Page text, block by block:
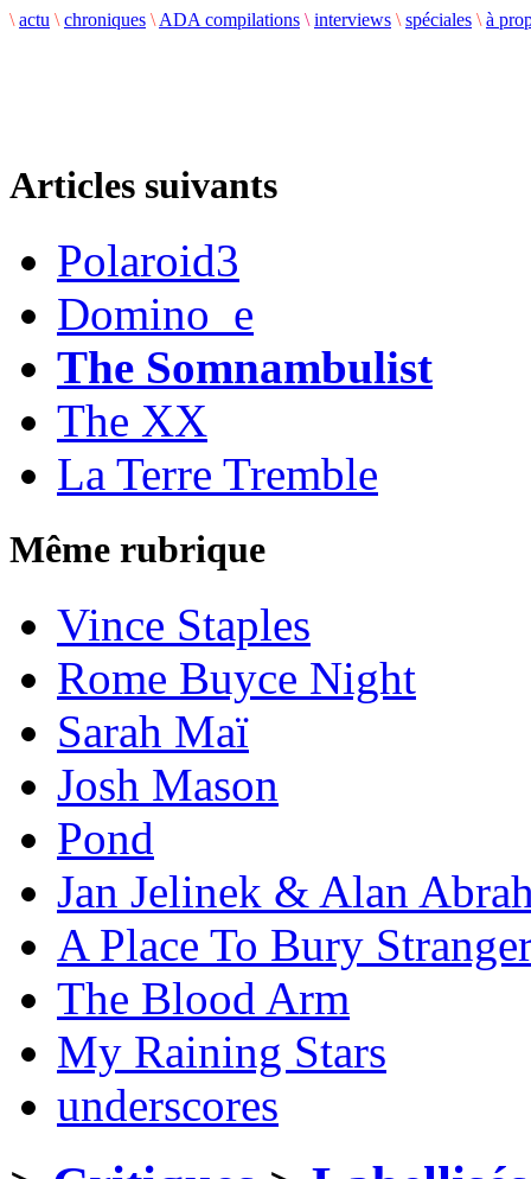
\ actu \ chroniques \ ADA compilations \ interviews \ spéciales \ à
Articles suivants
Polaroid3
Domino_e
The Somnambulist
The XX
La Terre Tremble
Même rubrique
Vince Staples
Rome Buyce Night
Sarah Maï
Josh Mason
Pond
Jan Jelinek & Alan
A Place To Bury
The Blood Arm
My Raining Stars
underscores